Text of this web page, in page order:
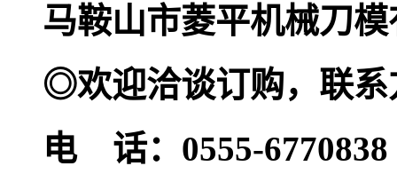
马鞍山市菱平机械刀
◎欢迎洽谈订购，联
电 话：0555-6770838